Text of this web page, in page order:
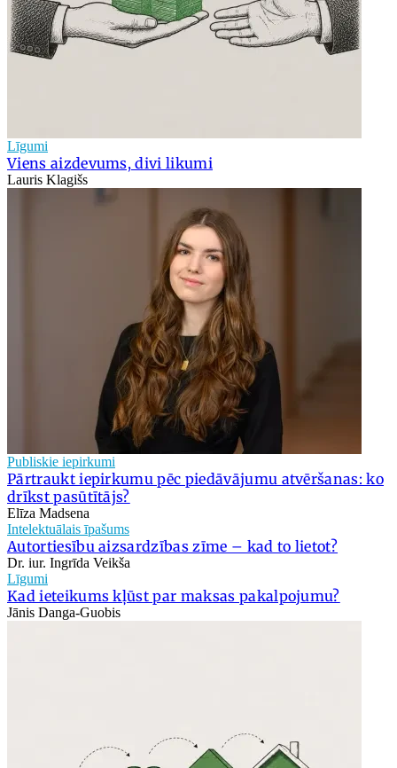
Līgumi
Viens aizdevums, divi likumi
Lauris Klagišs
Publiskie iepirkumi
Pārtraukt iepirkumu pēc piedāvājumu atvēršanas: ko
drīkst pasūtītājs?
Elīza Madsena
Intelektuālais īpašums
Autortiesību aizsardzības zīme – kad to lietot?
Dr. iur. Ingrīda Veikša
Līgumi
Kad ieteikums kļūst par maksas pakalpojumu?
Jānis Danga-Guobis